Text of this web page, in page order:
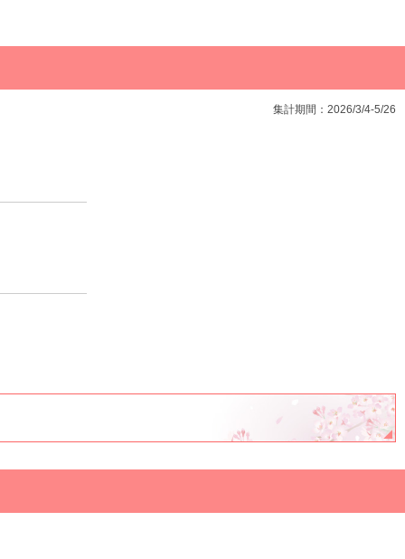
集計期間：2026/3/4-5/26